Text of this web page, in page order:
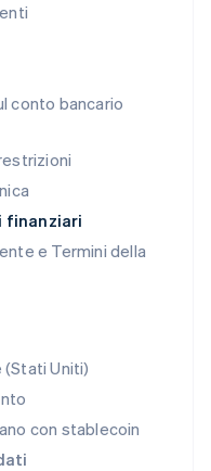
conto bancario
finanziari
e Termini della
Uniti)
con stablecoin